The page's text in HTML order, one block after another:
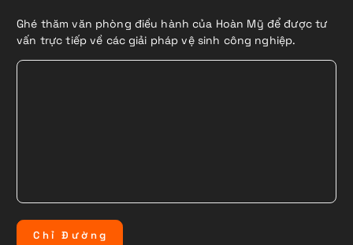
Ghé thăm văn phòng điều hành của Hoàn Mỹ để được tư
vấn trực tiếp về các giải pháp vệ sinh công nghiệp.
C hỉ Đ ườ ng